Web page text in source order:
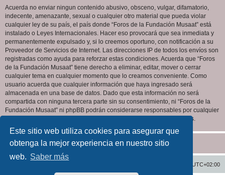
Este sitio web utiliza cookies para asegurar que
obtenga la mejor experiencia en nuestro sitio
web. Saber más
Acuerda no enviar ningun contenido abusivo, obsceno, vulgar, difamatorio,
indecente, amenazante, sexual o cualquier otro material que pueda violar
cualquier ley de su país, el país donde “Foros de la Fundación Musaat” está
instalado o Leyes Internacionales. Hacer eso provocará que sea inmediata y
permanentemente expulsado y, si lo creemos oportuno, con notificación a su
Proveedor de Servicios de Internet. Las direcciones IP de todos los envíos son
registradas como ayuda para reforzar estas condiciones. Acuerda que “Foros
de la Fundación Musaat” tiene derecho a eliminar, editar, mover o cerrar
cualquier tema en cualquier momento que lo creamos conveniente. Como
usuario acuerda que cualquier información que haya ingresado será
almacenada en una base de datos. Dado que esta información no será
compartida con ninguna tercera parte sin su consentimiento, ni “Foros de la
Fundación Musaat” ni phpBB podrán considerarse responsables por cualquier
intento de hacking que conlleve a que los datos sean comprometidos.
UTC+02:00